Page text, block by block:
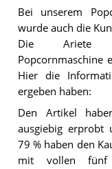
Bei unserem
wurde auch die
Die
Ariete
Popcornmaschine
Hier die
ergeben haben:
Den Artikel
ausgiebig erprobt
79 % haben den
mit vollen fünf